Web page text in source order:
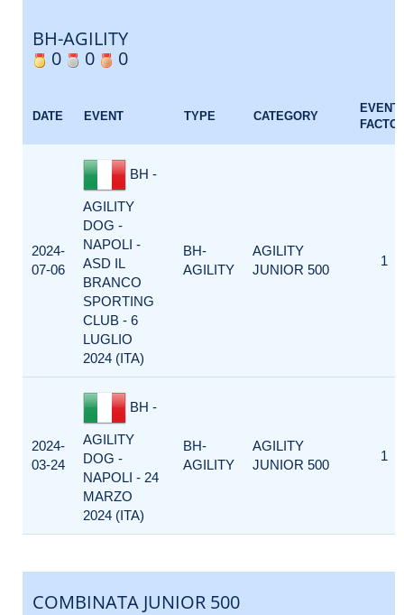
BH-AGILITY
0
0 0
DATE EVENT TYPE CATEGORY
EVENT
2024-
07-06
BH -
AGILITY
DOG -
NAPOLI -
ASD IL
BRANCO
SPORTING
CLUB - 6
LUGLIO
2024 (ITA)
BH-
AGILITY
AGILITY
JUNIOR 500
1
2024-
03-24
BH -
AGILITY
DOG -
NAPOLI - 24
MARZO
2024 (ITA)
BH-
AGILITY
AGILITY
JUNIOR 500
1
COMBINATA JUNIOR 500